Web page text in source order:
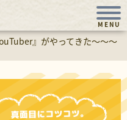
MENU
』がやってきた～～～